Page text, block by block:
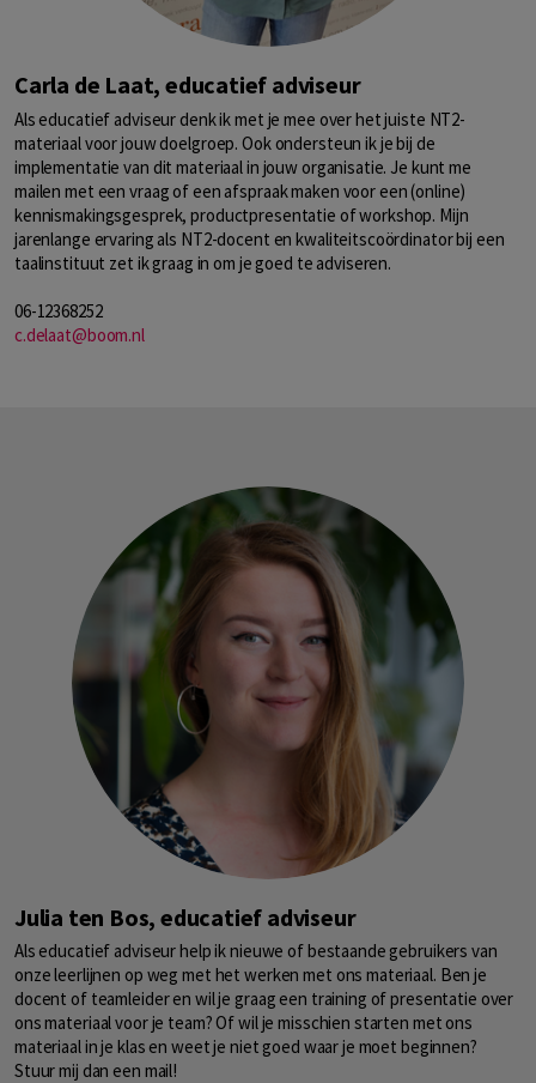
Carla de Laat, educatief adviseur
Als educatief adviseur denk ik met je mee over het juiste NT2-
materiaal voor jouw doelgroep. Ook ondersteun ik je bij de
implementatie van dit materiaal in jouw organisatie. Je kunt me
mailen met een vraag of een afspraak maken voor een (online)
kennismakingsgesprek, productpresentatie of workshop. Mijn
jarenlange ervaring als NT2-docent en kwaliteitscoördinator bij een
taalinstituut zet ik graag in om je goed te adviseren.
06-12368252
c.delaat@boom.nl
Julia ten Bos, educatief adviseur
Als educatief adviseur help ik nieuwe of bestaande gebruikers van
onze leerlijnen op weg met het werken met ons materiaal. Ben je
docent of teamleider en wil je graag een training of presentatie over
ons materiaal voor je team? Of wil je misschien starten met ons
materiaal in je klas en weet je niet goed waar je moet beginnen?
Stuur mij dan een mail!